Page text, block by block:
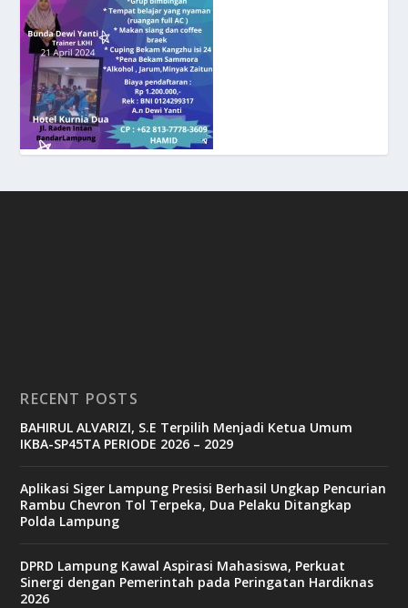
RECENT POSTS
BAHIRUL ALVARIZI, S.E Terpilih Menjadi Ketua Umum
IKBA-SP45TA PERIODE 2026 – 2029
Aplikasi Siger Lampung Presisi Berhasil Ungkap Pencurian
Rambu Chevron Tol Terpeka, Dua Pelaku Ditangkap
Polda Lampung
DPRD Lampung Kawal Aspirasi Mahasiswa, Perkuat
Sinergi dengan Pemerintah pada Peringatan Hardiknas
2026